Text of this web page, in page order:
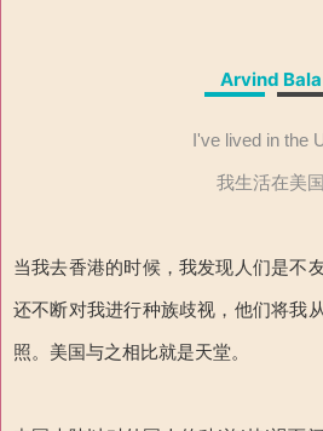
Arvind Bala
I've lived in the
我生活在美国
当我去香港的时候，我发现人们是不
还不断对我进行种族歧视，他们将我
照。美国与之相比就是天堂。